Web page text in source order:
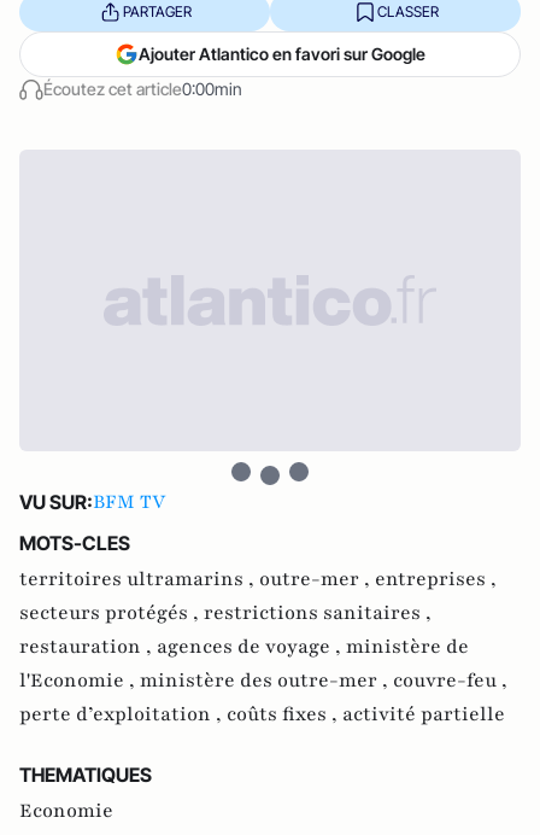
Écoutez cet article0:00min
PARTAGER CLASSER
Ajouter Atlantico en favori sur Google
VU SUR:BFM TV
MOTS-CLES
territoires ultramarins , outre-mer , entreprises ,
secteurs protégés , restrictions sanitaires ,
restauration , agences de voyage , ministère de
l'Economie , ministère des outre-mer , couvre-feu ,
perte d’exploitation , coûts fixes , activité partielle
THEMATIQUES
Economie